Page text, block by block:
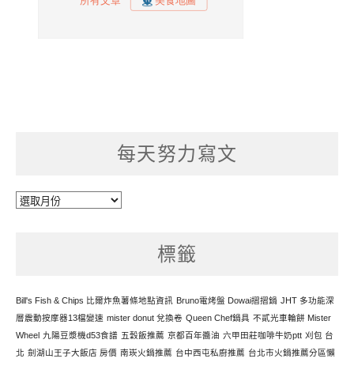
每天努力寫文
每
標籤
Bill's Fish & Chips 比爾炸魚薯條地點資訊 Bruno電烤盤 Dowai摺摺鍋 JHT 多功能深
層震動按摩器13檔變速 mister donut 兌換卷 Queen Chef鍋具 不貳光車輪餅 Mister
Wheel 九陽豆漿機d53食譜 五穀飯推薦 京都百年醬油 六甲田莊咖啡牛奶ptt 刈包 台
北 劍湖山王子大飯店 房價 南崁火鍋推薦 台中西屯私廚推薦 台北市火鍋推薦分區懶